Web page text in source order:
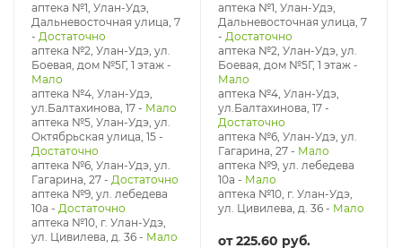
аптека №1, Улан-Удэ,
Дальневосточная улица, 7
- Достаточно
аптека №2, Улан-Удэ, ул.
Боевая, дом №5Г, 1 этаж -
Мало
аптека №4, Улан-Удэ,
ул.Балтахинова, 17 - Мало
аптека №5, Улан-Удэ, ул. ​
Октябрьская улица, 15 -
Достаточно
аптека №6, Улан-Удэ, ул.
Гагарина, 27 - Достаточно
аптека №9, ул. лебедева
10а - Достаточно
аптека №10, г. Улан-Удэ,
ул. Цивилева, д. 36 - Мало
аптека №1, Улан-Удэ,
Дальневосточная улица, 7
- Достаточно
аптека №2, Улан-Удэ, ул.
Боевая, дом №5Г, 1 этаж -
Мало
аптека №4, Улан-Удэ,
ул.Балтахинова, 17 -
Достаточно
аптека №6, Улан-Удэ, ул.
Гагарина, 27 - Мало
аптека №9, ул. лебедева
10а - Мало
аптека №10, г. Улан-Удэ,
ул. Цивилева, д. 36 - Мало
от225.60 руб.